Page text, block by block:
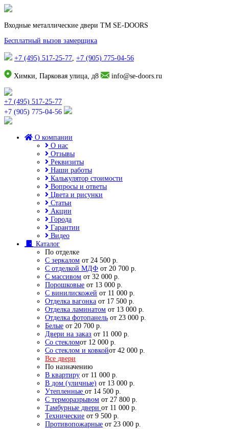
Входные металлические двери TM SE-DOORS
Бесплатный вызов замерщика
+7 (495) 517-25-77, +7 (905) 775-04-56
Химки, Парковая улица, д8 info@se-doors.ru
+7 (495) 517-25-77
+7 (905) 775-04-56
О компании
О нас
Отзывы
Реквизиты
Наши работы
Калькулятор стоимости
Вопросы и ответы
Цвета и рисунки
Статьи
Акции
Города
Гарантии
Видео
Каталог
По отделке
С зеркалом от 24 500 р.
С отделкой МДФ от 20 700 р.
С массивом от 32 000 р.
Порошковые от 13 000 р.
С винилискожей от 11 000 р.
Отделка вагонка от 17 500 р.
Отделка ламинатом от 13 000 р.
Отделка фотопанель от 23 000 р.
Белые от 20 700 р.
Двери на заказ от 11 000 р.
Со стекломот 12 000 р.
Со стеклом и ковкойот 42 000 р.
Все двери
По назначению
В квартиру от 11 000 р.
В дом (уличные) от 13 000 р.
Утепленные от 14 500 р.
С терморазрывом от 27 800 р.
Тамбурные двери от 11 000 р.
Технические от 9 500 р.
Противопожарные от 23 000 р.